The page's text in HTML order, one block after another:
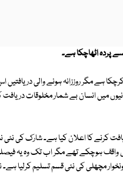
پردہ اٹھاچکا ہے۔
ہے مگر روززانہ ہونے والی
میں انسان بے شمار مخلوقات
کرنے کا اعلان کیا ہے۔ شارک کی نئی
ہوچکے تھے مگر اب تک وہ یہ
مچھلی کی نئی قسم تسلیم کرلیا